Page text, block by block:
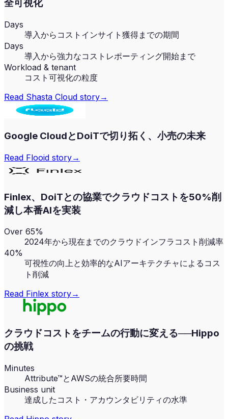
全可視化
Days
導入からコストインサイト獲得までの期間
Days
導入から強力なコストレポーティング開始まで
Workload & tenant
コスト可視化の粒度
Read Shasta Cloud story→
Google CloudとDoiTで切り拓く、小売の未来
Read Flooid story→
Finlex、DoiTとの協業でクラウドコストを50%削
減し本番AIを実装
Over 65%
2024年から現在までのクラウドインフラコスト削減率
40%
可視性の向上と効率的なAIアーキテクチャによるコス
ト削減
Read Finlex story→
クラウドコストをチームの行動に変える──Hippo
の挑戦
Minutes
Attribute™とAWSの統合所要時間
Business unit
達成したコスト・アカウンタビリティの水準